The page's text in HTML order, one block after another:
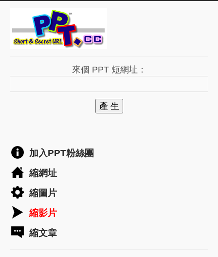
來個 PPT 短網址：
產 生
加入PPT粉絲團
縮網址
縮圖片
縮影片
縮文章